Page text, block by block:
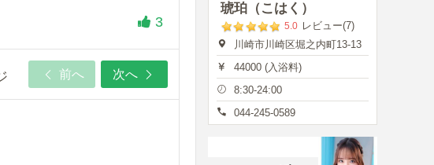
3
前へ 次へ
琥珀（こはく）
5.0 レビュー(7)
川崎市川崎区堀之内町13-13
44000 (入浴料)
8:30-24:00
044-245-0589